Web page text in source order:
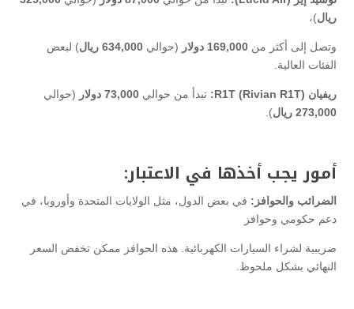
ريال)،
وتصل إلى أكثر من 169,000 دولار (حوالي 634,000 ريال
) لبعض
الفئات العالية.
ريفيان R1T (Rivian R1T): تبدأ من حوالي 73,000 دولار
(حوالي
273,000 ريال
).
أمور يجب أخذها في الاعتبار:
الضرائب والحوافز: في بعض الدول، مثل الولايات المتحدة وأوروبا، في
دعم حكومي وحوافز
ضريبية لشراء السيارات الكهربائية. هذه الحوافز ممكن تخفض السعر
النهائي بشكل ملحوظ.